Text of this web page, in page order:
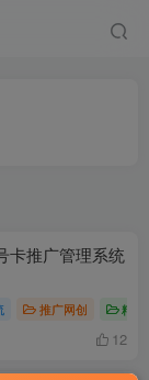
卡推广管理系统
推广网创 精品
12